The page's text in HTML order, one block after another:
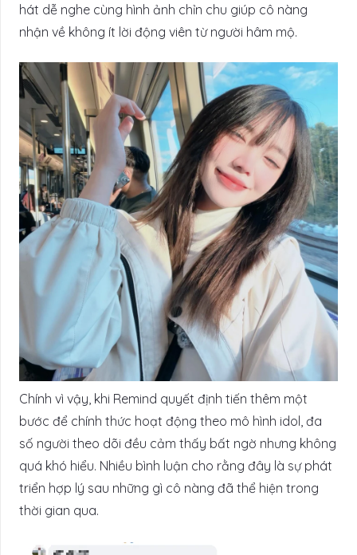
hát dễ nghe cùng hình ảnh chỉn chu giúp cô nàng
nhận về không ít lời động viên từ người hâm mộ.
Chính vì vậy, khi Remind quyết định tiến thêm một
bước để chính thức hoạt động theo mô hình idol, đa
số người theo dõi đều cảm thấy bất ngờ nhưng không
quá khó hiểu. Nhiều bình luận cho rằng đây là sự phát
triển hợp lý sau những gì cô nàng đã thể hiện trong
thời gian qua.